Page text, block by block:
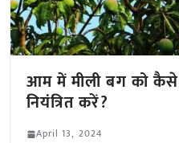
आम में मीली बग को कैसे
नियंत्रित करें?
April 13, 2024